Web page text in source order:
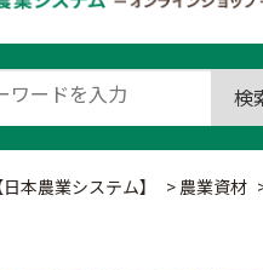
検
本農業システム】 > 農業資材